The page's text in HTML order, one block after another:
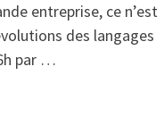
entreprise, ce n’est
des langages
par …